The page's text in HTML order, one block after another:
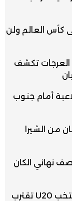
كأس العالم ولن
سجن العرجات تكشف
أمام جنوب
تهريب أكثر من 7 أطنان من الشيرا
نهائي الكان
مفاجأة وهبي.. 4 مواهب من منتخب U20 تقترب